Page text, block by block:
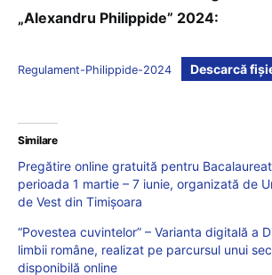
„Alexandru Philippide” 2024:
Regulament-Philippide-2024 Descarcă
Similare
Pregătire online gratuită pentru
perioada 1 martie – 7 iunie, organizată de
de Vest din Timișoara
“Povestea cuvintelor” – Varianta digitală a
limbii române, realizat pe parcursul unui
disponibilă online